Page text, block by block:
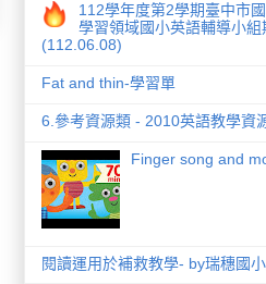
112學年度第2學期臺中市
學習領域國小英語輔導小
(112.06.08)
Fat and thin-學習單
6.參考資源類 - 2010英語教學資
Finger song and
閱讀運用於補救教學- by瑞穗國